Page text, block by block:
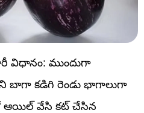
విధానం: ముందుగా
బాగా కడిగి రెండు భాగాలుగా
వేసి కట్ చేసిన